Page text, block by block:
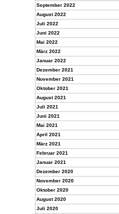
September 2022
August 2022
Juli 2022
Juni 2022
Mai 2022
März 2022
Januar 2022
Dezember 2021
November 2021
Oktober 2021
August 2021
Juli 2021
Juni 2021
Mai 2021
April 2021
März 2021
Februar 2021
Januar 2021
Dezember 2020
November 2020
Oktober 2020
August 2020
Juli 2020